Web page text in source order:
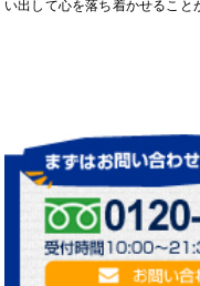
い出して心を落ち着かせること